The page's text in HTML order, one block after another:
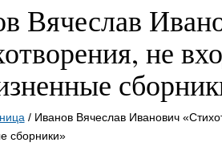
Вячеслав
не
/ Иванов Вячеслав Иванович
сборники»